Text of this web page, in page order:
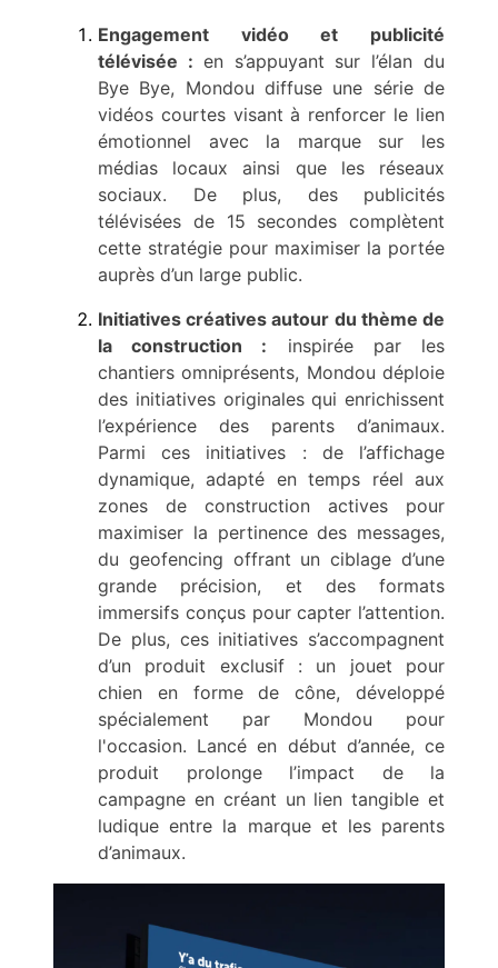
Engagement vidéo et publicité
télévisée : en s’appuyant sur l’élan du
Bye Bye, Mondou diffuse une série de
vidéos courtes visant à renforcer le lien
émotionnel avec la marque sur les
médias locaux ainsi que les réseaux
sociaux. De plus, des publicités
télévisées de 15 secondes complètent
cette stratégie pour maximiser la portée
auprès d’un large public.
Initiatives créatives autour du thème de
la construction : inspirée par les
chantiersomniprésents, Mondou déploie
des initiatives originales qui enrichissent
l’expérience des parents d’animaux.
Parmi ces initiatives : de l’affichage
dynamique, adapté en temps réel aux
zones de construction actives pour
maximiser la pertinence des messages,
du geofencing offrant un ciblage d’une
grande précision, et des formats
immersifs conçus pour capter l’attention.
De plus, ces initiatives s’accompagnent
d’un produit exclusif : un jouet pour
chien en forme de cône, développé
spécialement par Mondou pour
l'occasion. Lancé en début d’année, ce
produit prolonge l’impact de la
campagne en créant un lien tangible et
ludique entre la marque et les parents
d’animaux.